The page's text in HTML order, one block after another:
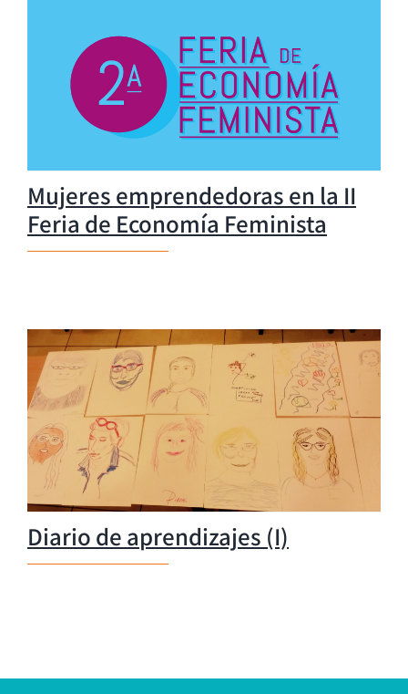
Mujeres emprendedoras en la II
Feria de Economía Feminista
Diario de aprendizajes (I)